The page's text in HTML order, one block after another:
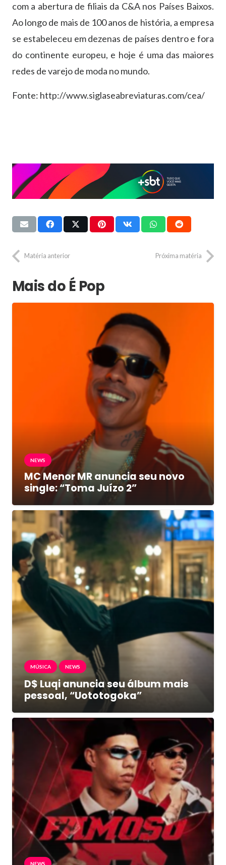
com a abertura de filiais da C&A nos Países Baixos.
Ao longo de mais de 100 anos de história, a empresa
se estabeleceu em dezenas de países dentro e fora
do continente europeu, e hoje é uma das maiores
redes de varejo de moda no mundo.
Fonte: http://www.siglaseabreviaturas.com/cea/
Matéria anterior Próxima matéria
Mais do É Pop
NEWS
MC Menor MR anuncia seu novo
single: “Toma Juízo 2”
MÚSICA NEWS
D$ Luqi anuncia seu álbum mais
pessoal, “Uototogoka”
NEWS